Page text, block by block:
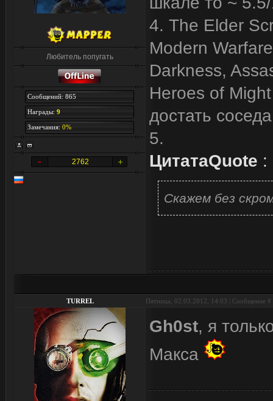
Любитель попугать
Сообщений: 865
Награды: 9
Замечания: 0%
2762
4. The Elder
Modern
Darkness,
Heroes of
достать
5.
ЦитатаQuote :
Скажем без
TURREL Пятница, 02.03.2012, 14:03 | Сообщение #
Gh0st, я
Макса